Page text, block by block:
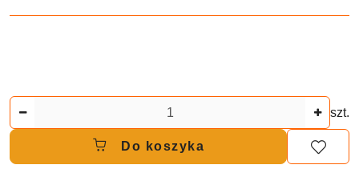
szt.
Do koszyka